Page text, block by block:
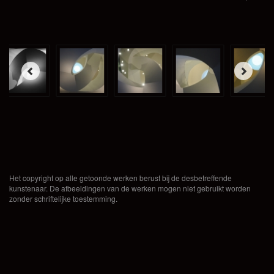
Het copyright op alle getoonde werken berust bij de desbetreffende
kunstenaar. De afbeeldingen van de werken mogen niet gebruikt worden
zonder schriftelijke toestemming.